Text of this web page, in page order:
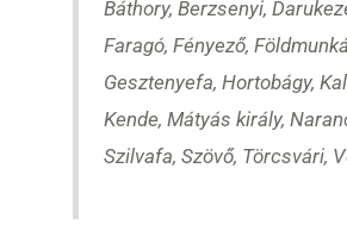
Báthory, Berzsenyi,
Faragó, Fényező,
Gesztenyefa, Hortobágy,
Kende, Mátyás király,
Szilvafa, Szövő, Törcsvári,